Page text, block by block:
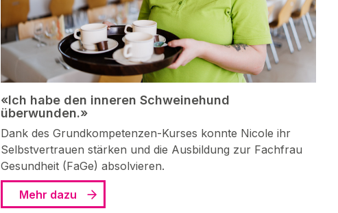
«Ich habe den inneren Schweinehund
überwunden.»
Dank des Grundkompetenzen-Kurses konnte Nicole ihr
Selbstvertrauen stärken und die Ausbildung zur Fachfrau
Gesundheit (FaGe) absolvieren.
Mehr dazu